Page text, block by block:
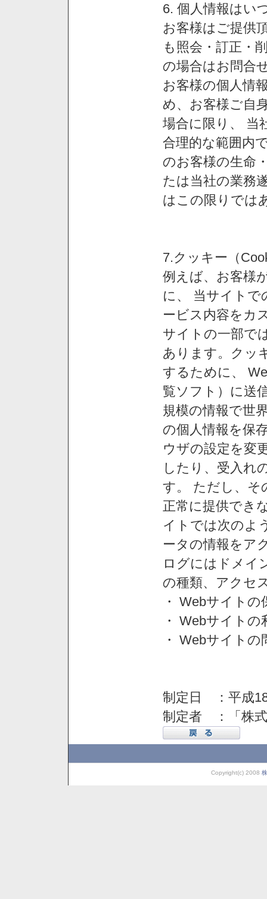
6. 個人情報はい
お客様はご提供
も照会・訂正・
の場合はお問合
お客様の個人情
め、お客様ご自
場合に限り、 当
合理的な範囲内
のお客様の生命
たは当社の業務
はこの限りでは
7.クッキー（
例えば、お客様
に、 当サイトで
ービス内容をカ
サイトの一部で
あります。クッ
するために、
覧ソフト）に送
規模の情報で世
の個人情報を保
ウザの設定を変
したり、受入れ
す。 ただし、そ
正常に提供でき
イトでは次のよ
ータの情報をア
ログにはドメイ
の種類、アクセ
・ Webサイトの
・ Webサイト
・ Webサイト
制定日 ：平成
制定者 ：「株
Copyright(c) 2008